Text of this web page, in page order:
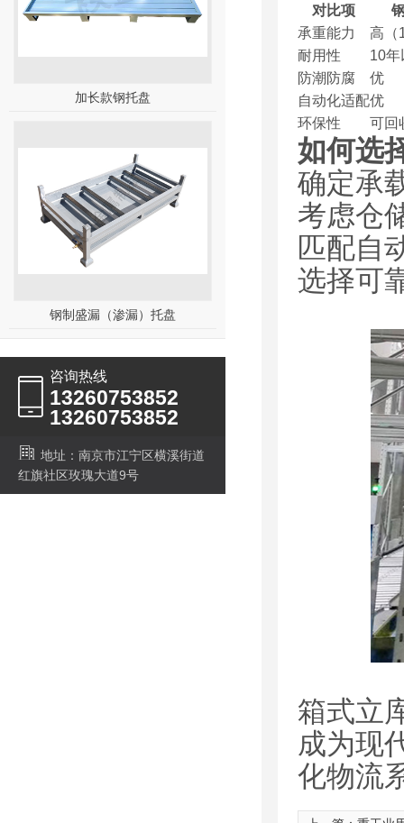
加长款钢托盘
钢制盛漏（渗漏）托盘
咨询热线
13260753852
13260753852
地址：南京市江宁区横溪街道
红旗社区玫瑰大道9号
对比项
承重能力
高（
耐用性
10年
防潮防腐
优
自动化适配优
环保性
可回
如何选
确定承
考虑仓
匹配自
选择可
箱式立
成为现
化物流